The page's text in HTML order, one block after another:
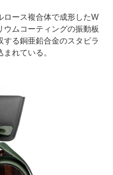
ロース複合体で成形したW
ウムコーティングの振動板
する銅亜鉛合金のスタビラ
れている。